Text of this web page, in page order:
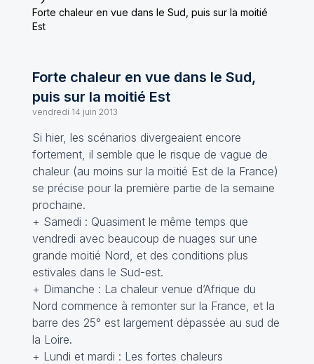
Forte chaleur en vue dans le Sud, puis sur la moitié
Est
Forte chaleur en vue dans le Sud,
puis sur la moitié Est
vendredi 14 juin 2013
Si hier, les scénarios divergeaient encore
fortement, il semble que le risque de vague de
chaleur (au moins sur la moitié Est de la France)
se précise pour la première partie de la semaine
prochaine.
+ Samedi : Quasiment le même temps que
vendredi avec beaucoup de nuages sur une
grande moitié Nord, et des conditions plus
estivales dans le Sud-est.
+ Dimanche : La chaleur venue d’Afrique du
Nord commence à remonter sur la France, et la
barre des 25° est largement dépassée au sud de
la Loire.
+ Lundi et mardi : Les fortes chaleurs